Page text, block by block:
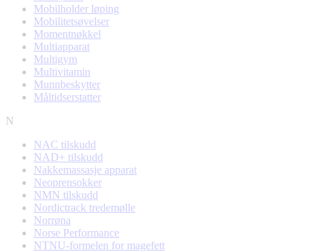
Mobilholder løping
Mobilitetsøvelser
Momentnøkkel
Multiapparat
Multigym
Multivitamin
Munnbeskytter
Måltidserstatter
N
NAC tilskudd
NAD+ tilskudd
Nakkemassasje apparat
Neoprensokker
NMN tilskudd
Nordictrack tredemølle
Norrøna
Norse Performance
NTNU-formelen for magefett